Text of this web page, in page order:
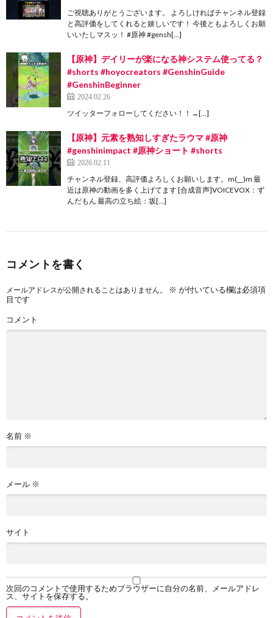
ご視聴ありがとうございます。 よろしければチャンネル登録
と高評価をしてくれると嬉しいです！ 今後ともよろしくお願
いいたしマスッ！ #原神 #gensh[…]
【原神】デイリーが楽になる神システム使ってる？
#shorts #hoyocreators #GenshinGuide
#GenshinBeginner
2024.02.26
ツイッターフォローしてください！！→[…]
【原神】元素を熟知しすぎたラウマ #原神
#genshinimpact #原神ショート #shorts
2026.02.11
チャンネル登録、高評価よろしくお願いします。m(__)m 最
近は原神の動画を多く上げてます [合成音声]VOICEVOX：ず
んだもん 最高の立ち絵：坂[…]
コメントを書く
メールアドレスが公開されることはありません。 ※ が付いている欄は必須項
目です
コメント
名前 ※
メール ※
サイト
次回のコメントで使用するためブラウザーに自分の名前、メールアドレ
ス、サイトを保存する。